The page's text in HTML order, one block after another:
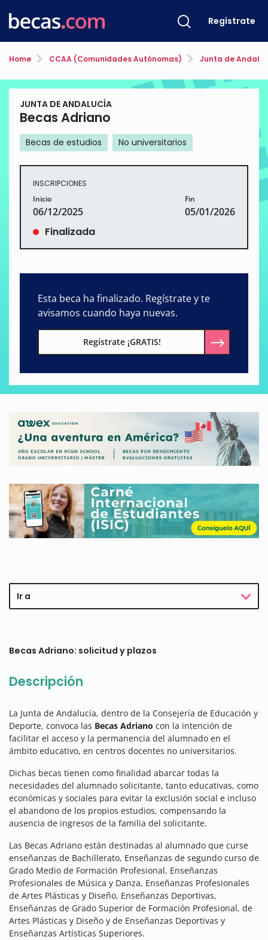
Regístrate
Home CCAA (Comunidades Autónomas) Junta de
JUNTA DE ANDALUCÍA
Becas Adriano
Becas de estudios No universitarios
INSCRIPCIONES
Inicio
06/12/2025
Fin
05/01/2026
Finalizada
Esta beca ha finalizado. Regístrate y te
avisamos cuando haya nuevas.
Regístrate ¡GRATIS!
Ir a
Becas Adriano: solicitud y plazos
Descripción
La Junta de Andalucía, dentro de la Consejería de Educación y
Deporte, convoca las Becas Adriano con la intención de
facilitar el acceso y la permanencia del alumnado en el
ámbito educativo, en centros docentes no universitarios.
Dichas becas tienen como finalidad abarcar todas la
necesidades del alumnado solicitante, tanto educativas, como
económicas y sociales para evitar la exclusión social e incluso
el abandono de los propios estudios, compensando la
ausencia de ingresos de la familia del solicitante.
Las Becas Adriano están destinadas al alumnado que curse
enseñanzas de Bachillerato, Enseñanzas de segundo curso de
Grado Medio de Formación Profesional, Enseñanzas
Profesionales de Música y Danza, Enseñanzas Profesionales
de Artes Plásticas y Diseño, Enseñanzas Deportivas,
Enseñanzas de Grado Superior de Formación Profesional, de
Artes Plásticas y Diseño y de Enseñanzas Deportivas y
Enseñanzas Artísticas Superiores.